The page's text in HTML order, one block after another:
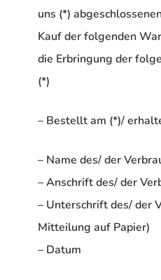
uns (*)
Kauf der folgenden
die Erbringung der
(*)
– Bestellt am (*)/
– Name des/ der
– Anschrift des/ der
– Unterschrift des/ der
Mitteilung auf Papier)
– Datum